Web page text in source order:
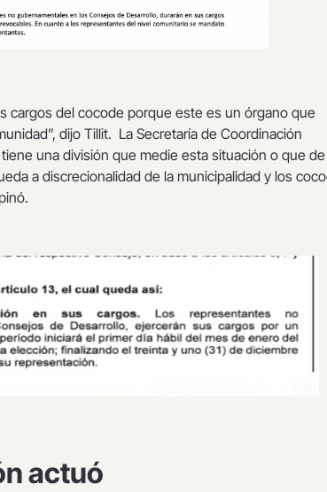
cargos del cocode porque este es un órgano que
dijo Tillit. La Secretaría de Coordinación
una división que medie esta situación o que
a discrecionalidad de la municipalidad y los
actuó